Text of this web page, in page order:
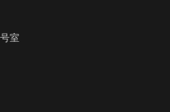
室